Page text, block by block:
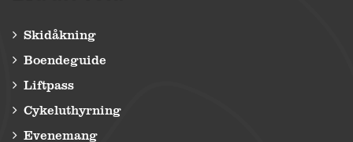
Skidåkning
Boendeguide
Liftpass
Cykeluthyrning
Evenemang